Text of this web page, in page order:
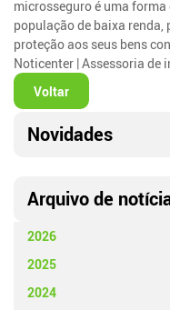
microsseguro é uma
população de baixa renda,
proteção aos seus bens
Noticenter | Assessoria de
Voltar
Novidades
Arquivo de
2026
2025
2024